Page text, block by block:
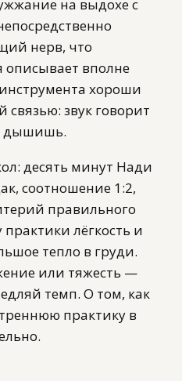
на выдохе с
нерв, что
описывает вполне
хороши
звук говорит
дышишь.
десять минут Нади
соотношение 1:2,
правильного
лёгкость и
тепло в груди.
или тяжесть —
темп. О том, как
практику в